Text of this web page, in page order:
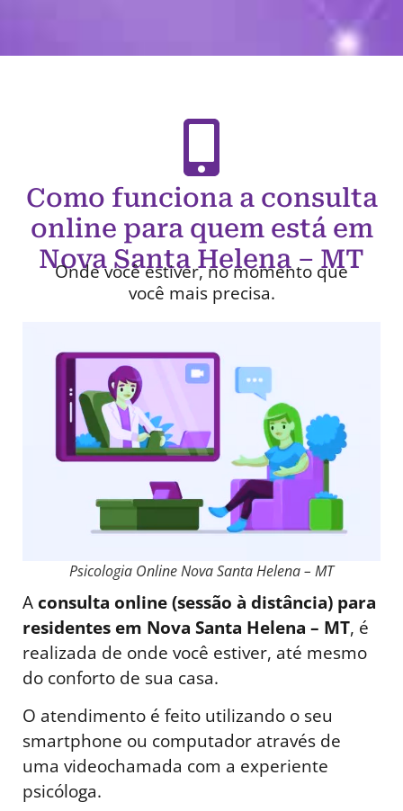
Como funciona a consulta
online para quem está em
Nova Santa Helena – MT
Onde você estiver, no momento que
você mais precisa.
Psicologia Online Nova Santa Helena – MT
Aconsulta online (sessão à distância) para
residentes em Nova Santa Helena – MT, é
realizada de onde você estiver, até mesmo
do conforto de sua casa.
O atendimento é feito utilizando o seu
smartphone ou computador através de
uma videochamada com a experiente
psicóloga.